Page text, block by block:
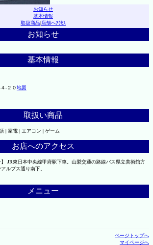
お知らせ
基本情報
取扱商品|店舗へｱｸｾｽ
お知らせ
基本情報
-２０地図
取扱い商品
| 家電 | エアコン | ゲーム
お店へのアクセス
】 JR東日本中央線甲府駅下車。山梨交通の路線バス県立美術館方
ルプス通り南下。
メニュー
ページトップへ
マイページへ